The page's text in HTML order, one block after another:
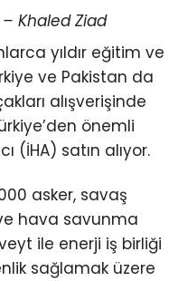
Khaled Ziad
yıldır eğitim ve
ve Pakistan da
alışverişinde
önemli
(İHA) satın alıyor.
asker, savaş
hava savunma
ile enerji iş birliği
sağlamak üzere